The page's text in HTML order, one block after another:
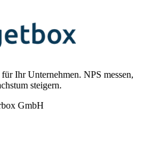
Ihr Unternehmen. NPS messen,
steigern.
GmbH